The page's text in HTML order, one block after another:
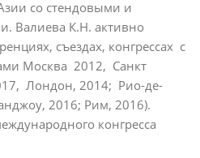
со стендовыми и
Валиева К.Н. активно
съездах, конгрессах с
Москва 2012, Санкт
Лондон, 2014; Рио-де-
2016; Рим, 2016).
конгресса